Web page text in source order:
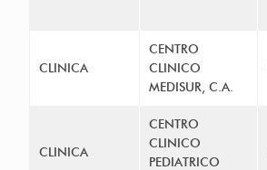
CLINICA
CENTRO
CLINICO
MEDISUR, C.A.
CLINICA
CENTRO
CLINICO
PEDIATRICO